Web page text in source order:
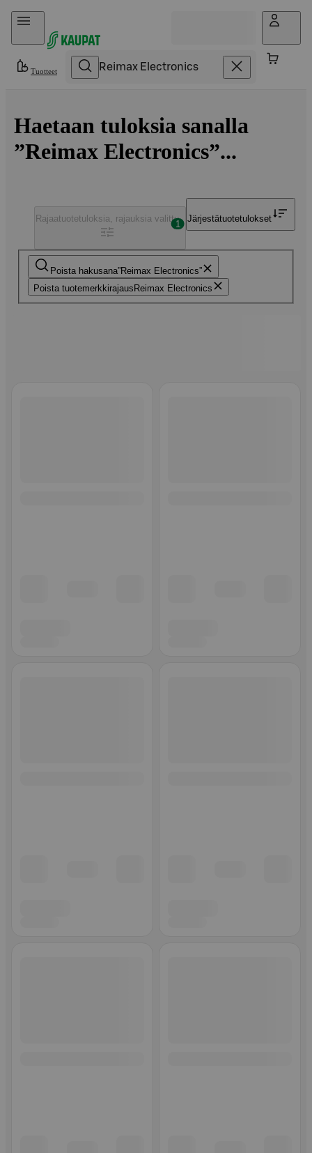
Hyppää sisältöön
Tuotteet
Haetaan tuloksia sanalla
”Reimax Electronics”...
Poista hakusana Reimax Electronics
Poista tuotemerkkirajaus Reimax Electronics
Rajaatuotetuloksia, rajauksia valittu
1
Järjestätuotetulokset